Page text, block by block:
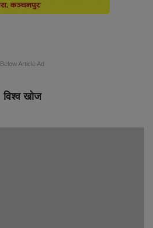
Below Article Ad
विश्व खोज